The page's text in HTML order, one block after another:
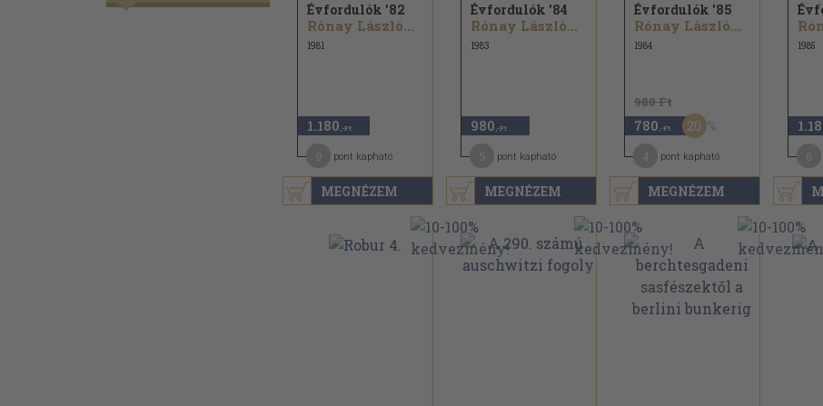
MEGNÉZEM
Évfordulók '82
Rónay László...
1981
1.180 ,-Ft
pont kapható
MEGNÉZEM
Évfordulók '84
Rónay László...
1983
980 ,-Ft
pont kapható
MEGNÉZEM
Évfordulók '85
Rónay László...
1984
980 Ft
780 ,-Ft 20
pont kapható
1985